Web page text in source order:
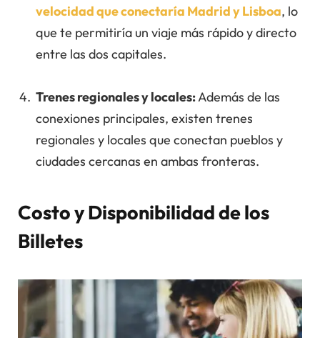
velocidad que conectaría Madrid y Lisboa, lo
que te permitiría un viaje más rápido y directo
entre las dos capitales.
Trenes regionales y locales:Además de las
conexiones principales, existen trenes
regionales y locales que conectan pueblos y
ciudades cercanas en ambas fronteras.
Costo y Disponibilidad de los
Billetes